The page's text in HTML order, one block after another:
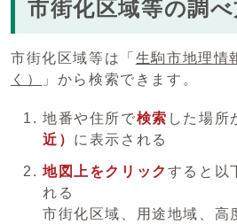
市街化区域等の調べ
市街化区域等は「 生駒市地理情
く）
」から検索できます。
地番や住所で検索 した場所
近） に表示される
地図上をクリック すると以
れる
市街化区域、用途地域、高